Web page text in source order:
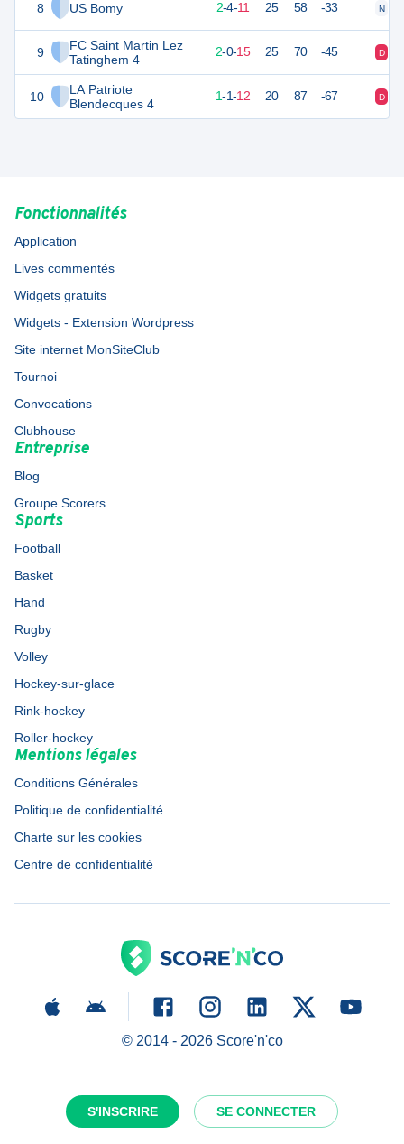
S'INSCRIRE SE CONNECTER
8 US Bomy
9
FC Saint Martin Lez
Tatinghem 4
10
LA Patriote
Blendecques 4
2-4-11 25 58 -33 N
6 2-0-15 25 70 -45 D
1-1-12 20 87 -67 D
Fonctionnalités
Application
Lives commentés
Widgets gratuits
Widgets - Extension Wordpress
Site internet MonSiteClub
Tournoi
Convocations
Clubhouse
Entreprise
Blog
Groupe Scorers
Sports
Football
Basket
Hand
Rugby
Volley
Hockey-sur-glace
Rink-hockey
Roller-hockey
Mentions légales
Conditions Générales
Politique de confidentialité
Charte sur les cookies
Centre de confidentialité
© 2014 - 2026Score'n'co